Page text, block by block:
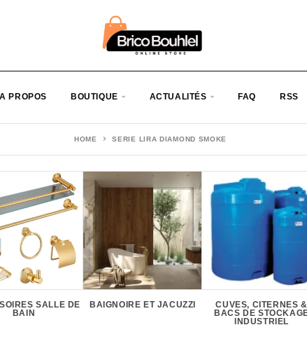
A PROPOS BOUTIQUE ACTUALITÉS FAQ RSS
HOME SERIE LIRA DIAMOND SMOKE
SALLE DE
BAIN
BAIGNOIRE ET JACUZZI
CUVES, CITERNES &
BACS DE
INDUSTRIEL